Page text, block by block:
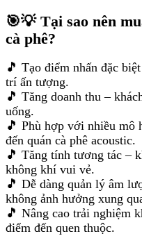
🎯💡 Tại sao nên
cà phê?
🎵 Tạo điểm nhấn đặc
trí ấn tượng.
🎵 Tăng doanh thu –
uống.
🎵 Phù hợp với nhiều mô
đến quán cà phê acoustic.
🎵 Tăng tính tương tác –
không khí vui vẻ.
🎵 Dễ dàng quản lý âm
không ảnh hưởng xung
🎵 Nâng cao trải nghiệm
điểm đến quen thuộc.